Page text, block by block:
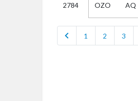
2784 OZO AQ
chevron_left 1 2 3